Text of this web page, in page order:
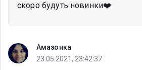
скоро будуть новинки❤️
Амазонка
23.05.2021, 23:42:37